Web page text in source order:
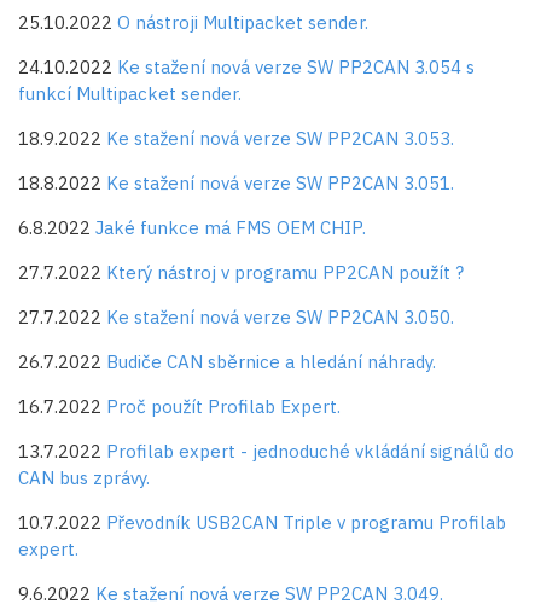
25.10.2022 O nástroji Multipacket sender.
24.10.2022 Ke stažení nová verze SW PP2CAN 3.054 s
funkcí Multipacket sender.
18.9.2022 Ke stažení nová verze SW PP2CAN 3.053.
18.8.2022 Ke stažení nová verze SW PP2CAN 3.051.
6.8.2022 Jaké funkce má FMS OEM CHIP.
27.7.2022 Který nástroj v programu PP2CAN použít ?
27.7.2022 Ke stažení nová verze SW PP2CAN 3.050.
26.7.2022 Budiče CAN sběrnice a hledání náhrady.
16.7.2022 Proč použít Profilab Expert.
13.7.2022 Profilab expert - jednoduché vkládání signálů do
CAN bus zprávy.
10.7.2022 Převodník USB2CAN Triple v programu Profilab
expert.
9.6.2022 Ke stažení nová verze SW PP2CAN 3.049.